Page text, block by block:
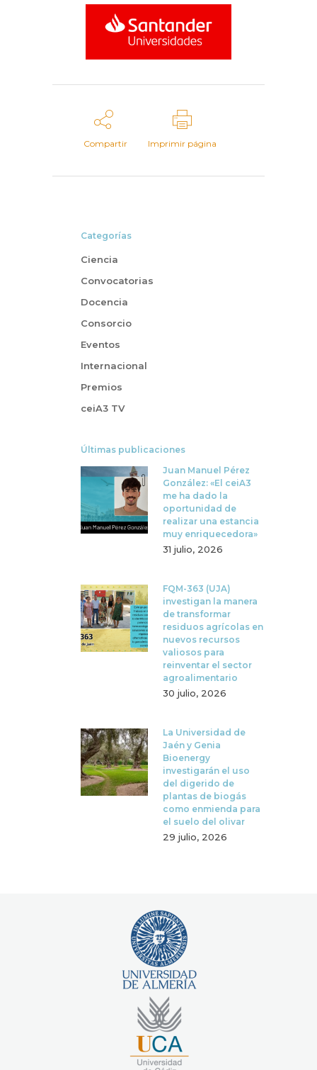
Compartir Imprimir página
Categorías
Ciencia
Convocatorias
Docencia
Consorcio
Eventos
Internacional
Premios
ceiA3 TV
Últimas publicaciones
Juan Manuel Pérez
González: «El ceiA3
me ha dado la
oportunidad de
realizar una estancia
muy enriquecedora»
31 julio, 2026
FQM-363 (UJA)
investigan la manera
de transformar
residuos agrícolas en
nuevos recursos
valiosos para
reinventar el sector
agroalimentario
30 julio, 2026
La Universidad de
Jaén y Genia
Bioenergy
investigarán el uso
del digerido de
plantas de biogás
como enmienda para
el suelo del olivar
29 julio, 2026